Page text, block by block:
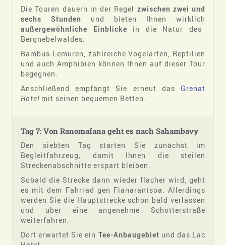
Die Touren dauern in der Regel zwischen zwei und
sechs Stunden und bieten Ihnen wirklich
außergewöhnliche Einblicke in die Natur des
Bergnebelwaldes.
Bambus-Lemuren, zahlreiche Vogelarten, Reptilien
und auch Amphibien können Ihnen auf dieser Tour
begegnen.
Anschließend empfängt Sie erneut das Grenat
Hotel mit seinen bequemen Betten.
Tag 7: Von Ranomafana geht es nach Sahambavy
Den siebten Tag starten Sie zunächst im
Begleitfahrzeug, damit Ihnen die steilen
Streckenabschnitte erspart bleiben.
Sobald die Strecke dann wieder flacher wird, geht
es mit dem Fahrrad gen Fianarantsoa. Allerdings
werden Sie die Hauptstrecke schon bald verlassen
und über eine angenehme Schotterstraße
weiterfahren.
Dort erwartet Sie ein Tee-Anbaugebiet und das Lac